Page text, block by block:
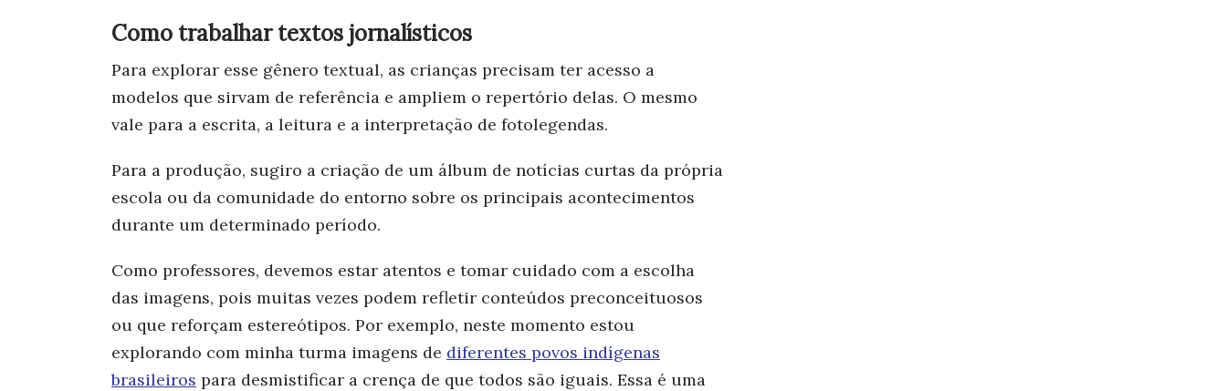
Como trabalhar textos jornalísticos
Para explorar esse gênero textual, as crianças precisam ter acesso a
modelos que sirvam de referência e ampliem o repertório delas. O mesmo
vale para a escrita, a leitura e a interpretação de fotolegendas.
Para a produção, sugiro a criação de um álbum de notícias curtas da própria
escola ou da comunidade do entorno sobre os principais acontecimentos
durante um determinado período.
Como professores, devemos estar atentos e tomar cuidado com a escolha
das imagens, pois muitas vezes podem refletir conteúdos preconceituosos
ou que reforçam estereótipos. Por exemplo, neste momento estou
explorando com minha turma imagens de diferentes povos indígenas
brasileiros para desmistificar a crença de que todos são iguais. Essa é uma